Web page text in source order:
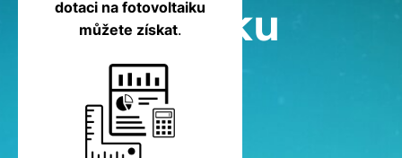
fotovoltaiku
dotaci na fotovoltaiku
můžete získat.